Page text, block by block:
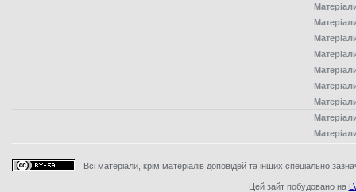
Всі матеріали, крім матеріалів доповідей та інших спеціально
Цей зайт побудовано на